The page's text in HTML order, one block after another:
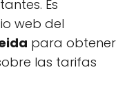
Es
web del
para obtener
las tarifas